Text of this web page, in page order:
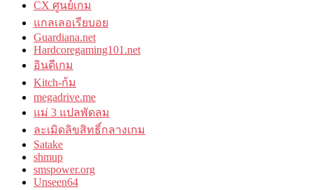
CX ศูนย์เกม
แกลเลอเรียบอย
Guardiana.net
Hardcoregaming101.net
อินดีเกม
Kitch-ก้ม
megadrive.me
แม่ 3 แปลพัดลม
ละเมิดลิขสิทธิ์กลางเกม
Satake
shmup
smspower.org
Unseen64